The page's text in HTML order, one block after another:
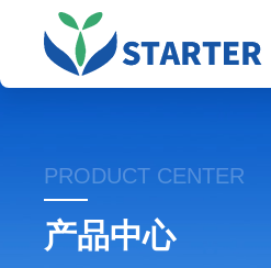
PRODUCT CENTER
产品中心